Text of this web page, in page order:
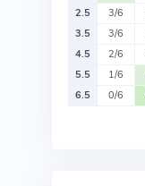
2.5
3/6
3.5
3/6
4.5
2/6
5.5
1/6
6.5
0/6